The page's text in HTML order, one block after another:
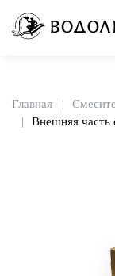
Главная
Внешняя часть